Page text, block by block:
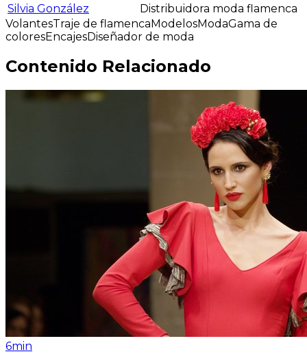
Silvia González
Distribuidora moda flamenca
VolantesTraje de flamencaModelosModaGama de
coloresEncajesDiseñador de moda
Contenido Relacionado
6min